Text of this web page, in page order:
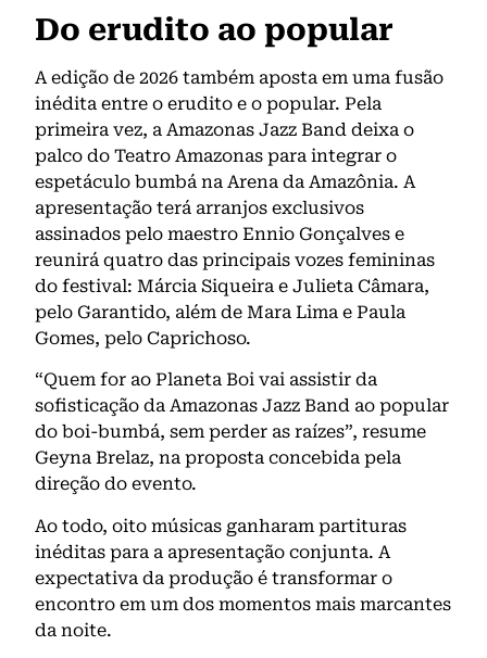
Do erudito ao popular
A edição de 2026 também aposta em uma fusão
inédita entre o erudito e o popular. Pela
primeira vez, a Amazonas Jazz Band deixa o
palco do Teatro Amazonas para integrar o
espetáculo bumbá na Arena da Amazônia. A
apresentação terá arranjos exclusivos
assinados pelo maestro Ennio Gonçalves e
reunirá quatro das principais vozes femininas
do festival: Márcia Siqueira e Julieta Câmara,
pelo Garantido, além de Mara Lima e Paula
Gomes, pelo Caprichoso.
“Quem for ao Planeta Boi vai assistir da
sofisticação da Amazonas Jazz Band ao popular
do boi-bumbá, sem perder as raízes”, resume
Geyna Brelaz, na proposta concebida pela
direção do evento.
Ao todo, oito músicas ganharam partituras
inéditas para a apresentação conjunta. A
expectativa da produção é transformar o
encontro em um dos momentos mais marcantes
da noite.